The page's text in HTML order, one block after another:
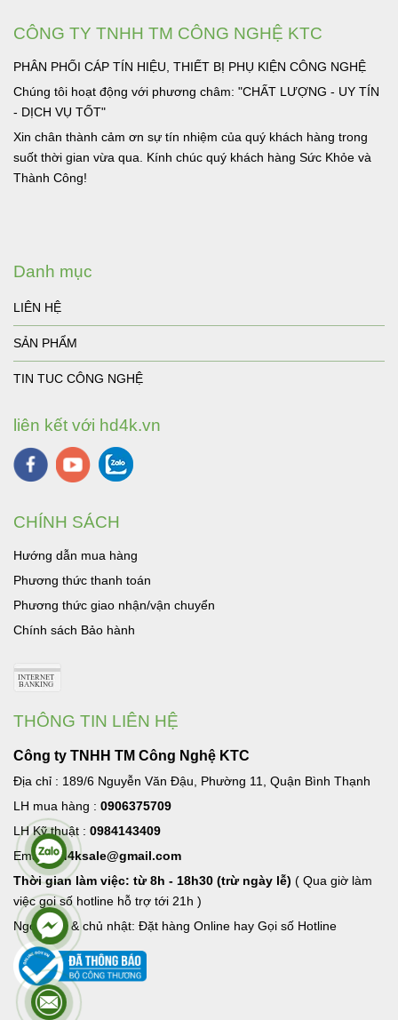
CÔNG TY TNHH TM CÔNG NGHỆ KTC
PHÂN PHỐI CÁP TÍN HIỆU, THIẾT BỊ PHỤ KIỆN CÔNG NGHỆ
Chúng tôi hoạt động với phương châm: "CHẤT LƯỢNG - UY TÍN
- DỊCH VỤ TỐT"
Xin chân thành cảm ơn sự tín nhiệm của quý khách hàng trong
suốt thời gian vừa qua. Kính chúc quý khách hàng Sức Khỏe và
Thành Công!
Danh mục
LIÊN HỆ
SẢN PHẨM
TIN TUC CÔNG NGHỆ
liên kết với hd4k.vn
CHÍNH SÁCH
Hướng dẫn mua hàng
Phương thức thanh toán
Phương thức giao nhận/vận chuyển
Chính sách Bảo hành
THÔNG TIN LIÊN HỆ
Công ty TNHH TM Công Nghệ KTC
Địa chỉ : 189/6 Nguyễn Văn Đậu, Phường 11, Quận Bình Thạnh
LH mua hàng : 0906375709
LH Kỹ thuật : 0984143409
Email:hd4ksale@gmail.com
Thời gian làm việc: từ 8h - 18h30 (trừ ngày lễ) ( Qua giờ làm
việc goi số hotline hỗ trợ tới 21h )
Ngoài giờ & chủ nhật: Đặt hàng Online hay Gọi số Hotline